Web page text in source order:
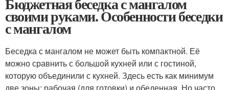
своими руками. Особенности беседки
с мангалом
Беседка с мангалом не может быть компактной. Её
можно сравнить с большой кухней или с гостиной,
которую объединили с кухней. Здесь есть как минимум